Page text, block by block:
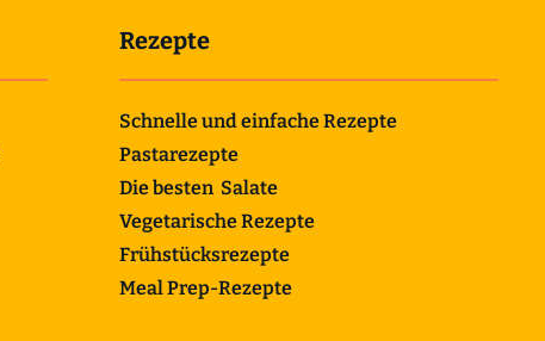
Rezepte
Schnelle und einfache Rezepte
Pastarezepte
Die besten Salate
Vegetarische Rezepte
Frühstücksrezepte
Meal Prep-Rezepte